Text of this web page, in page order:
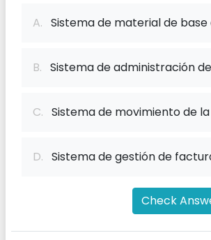
A. Sistema de material de base
B. Sistema de administración
C. Sistema de movimiento de
D. Sistema de gestión de
Check